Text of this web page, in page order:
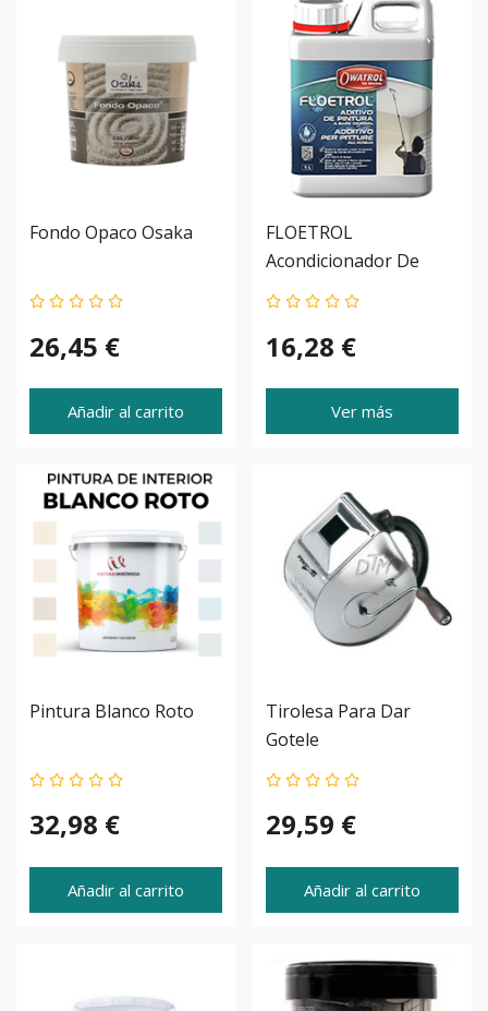
Fondo Opaco Osaka
26,45 €
Añadir al carrito
FLOETROL
Acondicionador De
Pintura Al Agua -
16,28 €
Ver más
Pintura Blanco Roto
32,98 €
Añadir al carrito
Tirolesa Para Dar
Gotele
29,59 €
Añadir al carrito